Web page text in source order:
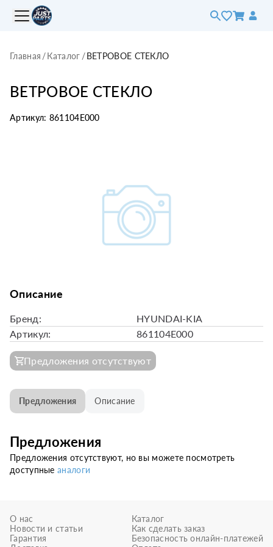
Главная /Каталог /ВЕТРОВОЕ СТЕКЛО
ВЕТРОВОЕ СТЕКЛО
Артикул: 861104E000
Описание
Бренд:
HYUNDAI-KIA
Артикул:
861104E000
Предложения отсутствуют
Предложения Описание
Предложения
Предложения отсутствуют, но вы можете посмотреть
доступныеаналоги
О нас
Новости и статьи
Гарантия
Каталог
Как сделать заказ
Безопасность онлайн-платежей